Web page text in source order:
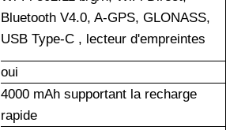
Bluetooth V4.0, A-GPS, GLONASS,
USB Type-C , lecteur d'empreintes
oui
4000 mAh supportant la recharge
rapide